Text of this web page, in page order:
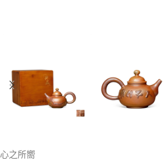
心之所嚮